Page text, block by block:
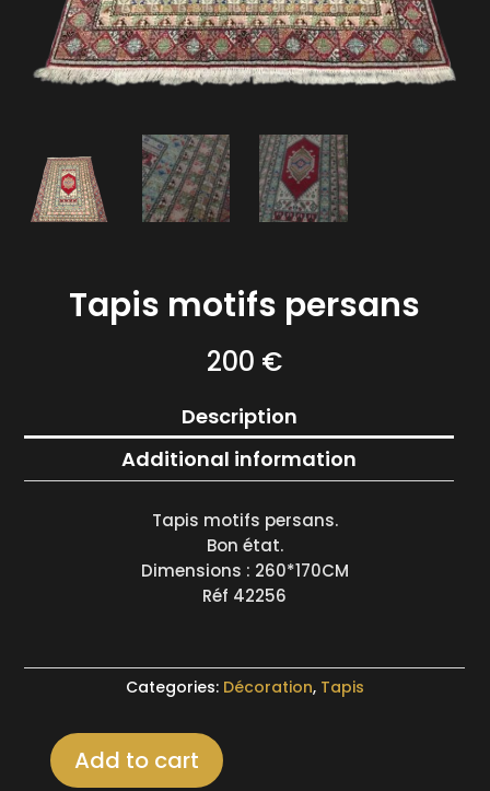
Tapis motifs persans
200 €
Description
Additional information
Tapis motifs persans.
Bon état.
Dimensions : 260*170CM
Réf 42256
Categories: Décoration, Tapis
Tapis
Add to cart